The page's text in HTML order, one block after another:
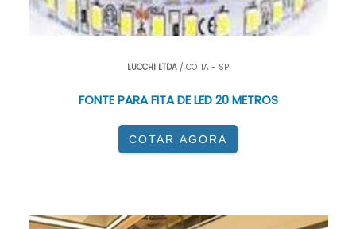
LUCCHI LTDA / COTIA - SP
FONTE PARA FITA DE LED 20 METROS
COTAR AGORA